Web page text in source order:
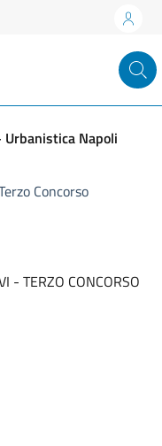
Urbanistica Napoli
Concorso
- TERZO CONCORSO